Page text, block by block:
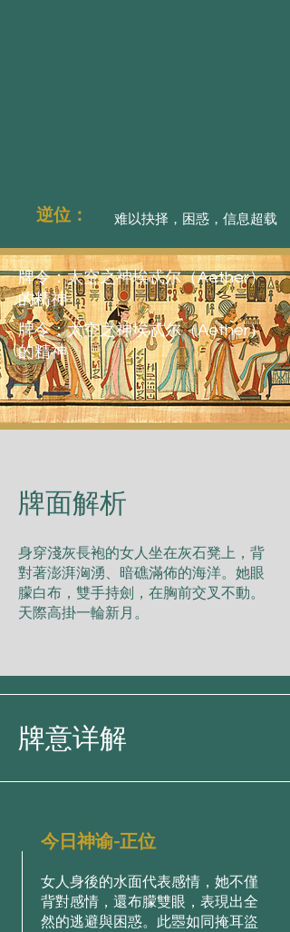
逆位： 难以抉择，困惑，信息超载
牌令：太空之神埃忒尔（Aether）
的精神
牌令：太空之神埃忒尔（Aether）
的精神
​牌面解析
⾝穿淺灰⻑袍的⼥⼈坐在灰⽯凳上，背
對著澎湃洶湧、暗礁滿佈的海洋。她眼
朦⽩布，雙⼿持劍，在胸前交叉不動。
天際⾼掛⼀輪新⽉。
牌意详解
今日神谕-正位
⼥⼈⾝後的⽔⾯代表感情，她不僅
背對感情，還布朦雙眼，表現出全
然的逃避與困惑。此瞾如同掩⽿盜